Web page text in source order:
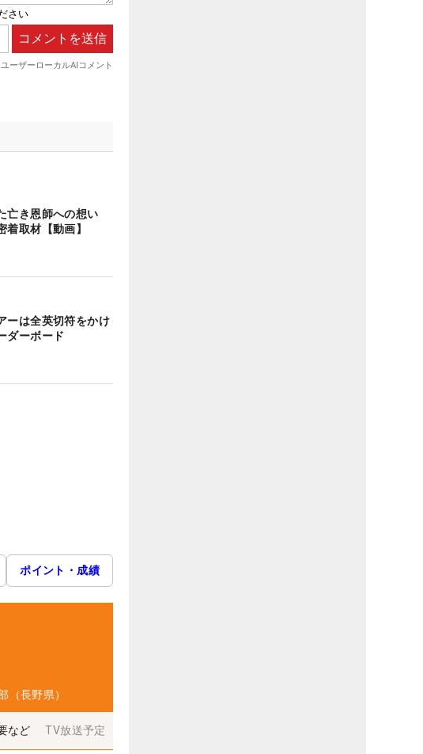
亡き恩師への想い
着取材【動画】
ーは全英切符をかけ
ーボード
ポイント・成績
（長野県）
など TV放送予定